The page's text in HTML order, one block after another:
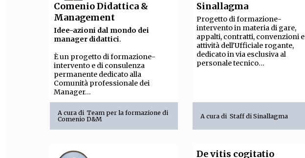
Comenio Didattica &
Management
Idee-azioni dal mondo dei
manager didattici.
È un progetto di formazione-
intervento e di consulenza
permanente dedicato alla
Comunità professionale dei
Manager...
A cura di Team per la formazione di
Comenio D&M
Sinallagma
Progetto di formazione-
intervento in materia di gare,
appalti, contratti, convenzioni e
attività dell'Ufficiale rogante,
dedicato in via esclusiva al
personale tecnico...
A cura diStaff di Sinallagma
De vitis cogitatio